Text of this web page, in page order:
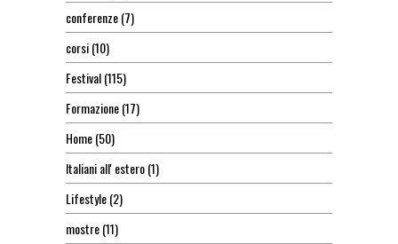
conferenze(7)
corsi(10)
Festival(115)
Formazione(17)
Home(50)
Italiani all' estero(1)
Lifestyle(2)
mostre(11)